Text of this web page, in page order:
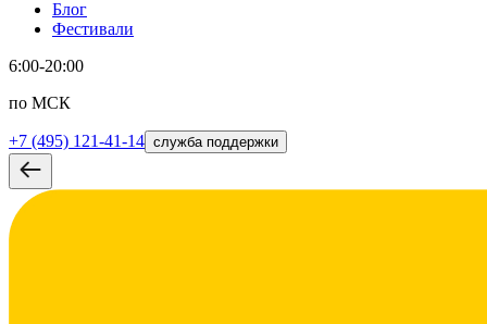
Блог
Фестивали
6:00-20:00
по МСК
+7 (495) 121-41-14 служба поддержки